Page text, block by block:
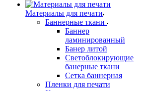
Материалы для печати
Баннерные ткани
Баннер
ламинированный
Банер литой
Светоблокирующие
банерные ткани
Сетка баннерная
Пленки для печати